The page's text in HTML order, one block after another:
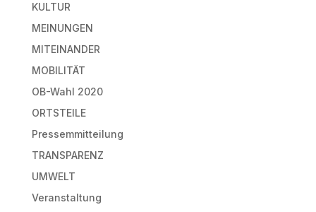
KULTUR
MEINUNGEN
MITEINANDER
MOBILITÄT
OB-Wahl 2020
ORTSTEILE
Pressemmitteilung
TRANSPARENZ
UMWELT
Veranstaltung